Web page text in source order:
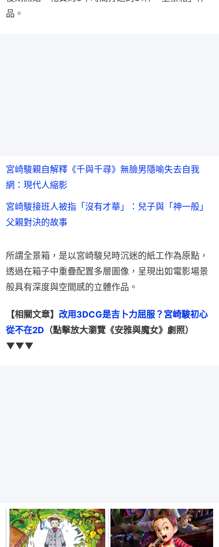
品。
宮崎駿親自解釋《千與千尋》無臉男隱喻失去自我
網：現代人縮影
宮崎駿接班人被指「沒有才華」：兒子與「神一般」
父親對決的故事
所謂全景箱，是以宮崎駿兒時沉迷的紙工作為原點，
透過在箱子中重疊配置多層圖像，呈現出如電影場景
般具有深度與空間感的立體作品。
【相關文章】 改用3DCG是吉卜力屈服？宮崎駿初心
從不在2D （點擊放大瀏覽《安雅與魔女》劇照）
▼▼▼